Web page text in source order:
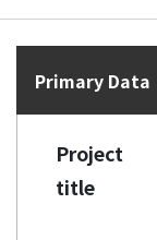
Primary Data
Project
title